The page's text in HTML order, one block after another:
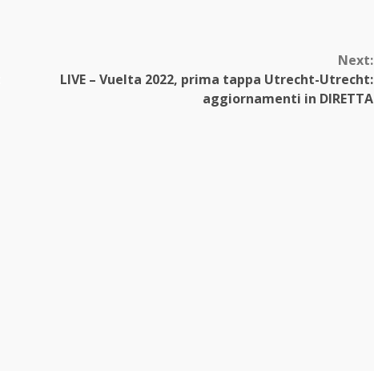
Next:
LIVE – Vuelta 2022, prima tappa Utrecht-Utrecht:
aggiornamenti in DIRETTA